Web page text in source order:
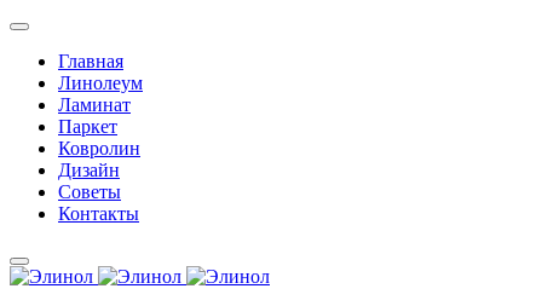
Главная
Линолеум
Ламинат
Паркет
Ковролин
Дизайн
Советы
Контакты